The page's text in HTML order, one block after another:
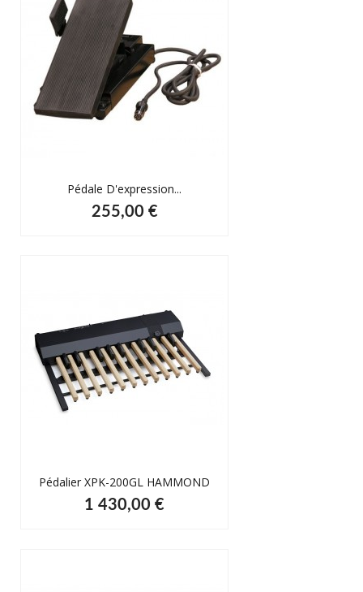
Pédale D'expression...
255,00 €
Pédalier XPK-200GL HAMMOND
1 430,00 €